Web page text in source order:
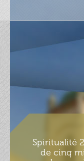
Spiritualité
de cinq